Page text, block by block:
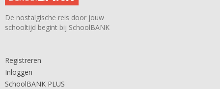
De nostalgische reis door jouw
schooltijd begint bij SchoolBANK
Registreren
Inloggen
SchoolBANK PLUS